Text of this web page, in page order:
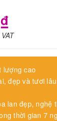
lượng cao
đẹp và tươi
lan đẹp, nghệ
thời gian 7